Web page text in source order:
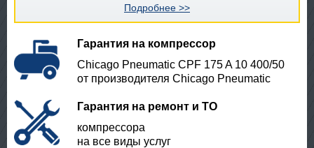
Подробнее >>
Гарантия на компрессор
Chicago Pneumatic CPF 175 A 10 400/50
от производителя Chicago Pneumatic
Гарантия на ремонт и ТО
компрессора
на все виды услуг